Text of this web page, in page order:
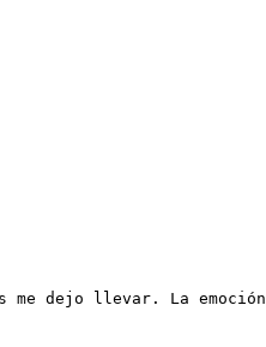
me dejo llevar. La